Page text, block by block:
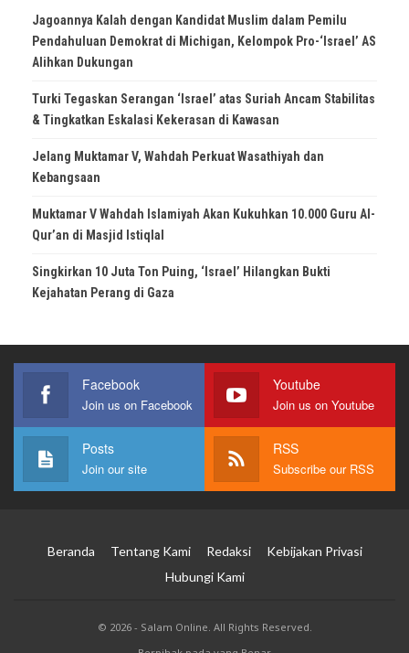
Jagoannya Kalah dengan Kandidat Muslim dalam Pemilu
Pendahuluan Demokrat di Michigan, Kelompok Pro-‘Israel’ AS
Alihkan Dukungan
Turki Tegaskan Serangan ‘Israel’ atas Suriah Ancam Stabilitas
& Tingkatkan Eskalasi Kekerasan di Kawasan
Jelang Muktamar V, Wahdah Perkuat Wasathiyah dan
Kebangsaan
Muktamar V Wahdah Islamiyah Akan Kukuhkan 10.000 Guru Al-
Qur’an di Masjid Istiqlal
Singkirkan 10 Juta Ton Puing, ‘Israel’ Hilangkan Bukti
Kejahatan Perang di Gaza
Facebook
Join us on Facebook
Youtube
Join us on Youtube
Posts
Join our site
RSS
Subscribe our RSS
Beranda Tentang Kami Redaksi
Kebijakan Privasi
Hubungi Kami
© 2026 - Salam Online. All Rights Reserved.